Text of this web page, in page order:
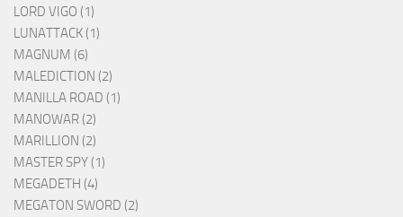
LORD VIGO (1)
LUNATTACK (1)
MAGNUM (6)
MALEDICTION (2)
MANILLA ROAD (1)
MANOWAR (2)
MARILLION (2)
MASTER SPY (1)
MEGADETH (4)
MEGATON SWORD (2)